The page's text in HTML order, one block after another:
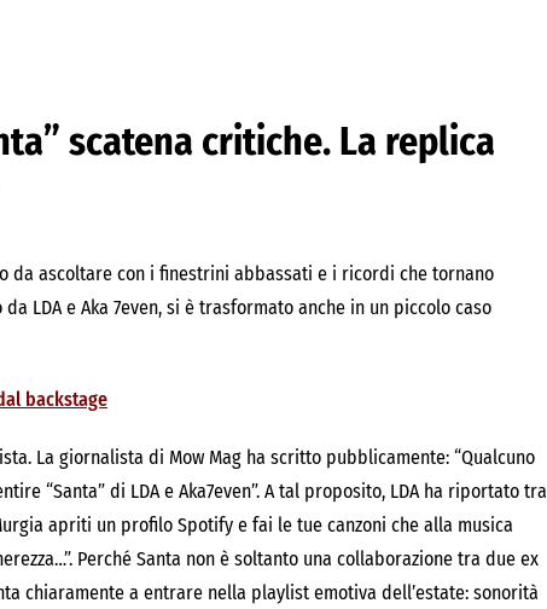
scatena critiche. La replica
da ascoltare con i finestrini abbassati e i ricordi che tornano
LDA e Aka 7even, si è trasformato anche in un piccolo caso
backstage
La giornalista di Mow Mag ha scritto pubblicamente: “Qualcuno
“Santa” di LDA e Aka7even”. A tal proposito, LDA ha riportato tra
apriti un profilo Spotify e fai le tue canzoni che alla musica
Perché Santa non è soltanto una collaborazione tra due ex
chiaramente a entrare nella playlist emotiva dell’estate: sonorità